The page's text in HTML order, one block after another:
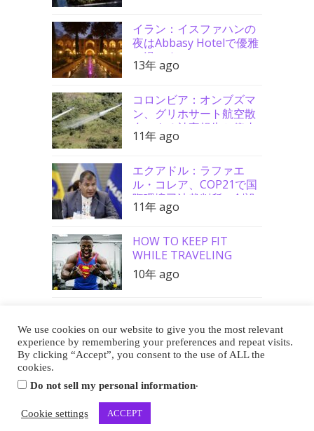
イラン：イスファハンの
夜はAbbasy Hotelで優雅
に過ごす
13年 ago
コロンビア：オンブズマ
ン、グリホサート航空散
布による被害報告と停止
要請支持
11年 ago
エクアドル：ラファエ
ル・コレア、COP21で国
際環境司法裁判所の創設
を要請
11年 ago
HOW TO KEEP FIT
WHILE TRAVELING
10年 ago
Buy Me a Coffee
Copyright 2013-2026 EUREKA CAFE
We use cookies on our website to give you the most relevant
experience by remembering your preferences and repeat visits.
By clicking “Accept”, you consent to the use of ALL the
cookies.
Do not sell my personal information.
Cookie settings ACCEPT